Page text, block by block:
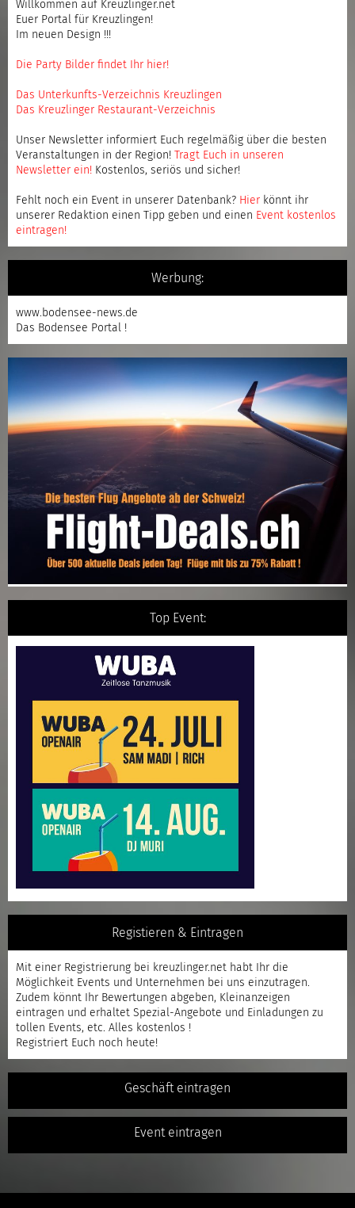
Willkommen auf Kreuzlinger.net
Euer Portal für Kreuzlingen!
Im neuen Design !!!
Die Party Bilder findet Ihr hier!
Das Unterkunfts-Verzeichnis Kreuzlingen
Das Kreuzlinger Restaurant-Verzeichnis
Unser Newsletter informiert Euch regelmäßig über die besten
Veranstaltungen in der Region!
Tragt Euch in unseren
Newsletter ein! Kostenlos, seriös und sicher!
Fehlt noch ein Event in unserer Datenbank? Hier könnt ihr
unserer Redaktion einen Tipp geben und einen Event kostenlos
eintragen!
Werbung:
www.bodensee-news.de
Das Bodensee Portal !
Top Event:
Registieren & Eintragen
Mit einer Registrierung bei kreuzlinger.net habt Ihr die
Möglichkeit Events und Unternehmen bei uns einzutragen.
Zudem könnt Ihr Bewertungen abgeben, Kleinanzeigen
eintragen und erhaltet Spezial-Angebote und Einladungen zu
tollen Events, etc. Alles kostenlos !
Registriert Euch noch heute!
Geschäft eintragen
Event eintragen